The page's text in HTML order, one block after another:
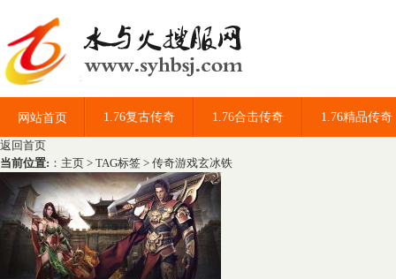
网站首页 1.76复古传奇 1.76合击传奇 1.76精品传奇
返回首页
当前位置: ： 主页 > TAG标签 > 传奇游戏玄冰铁